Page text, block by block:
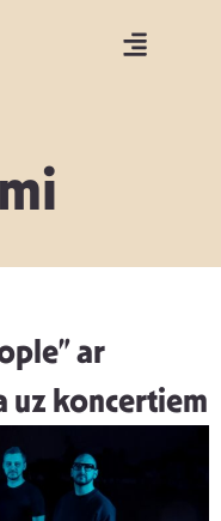
ar
uz koncertiem